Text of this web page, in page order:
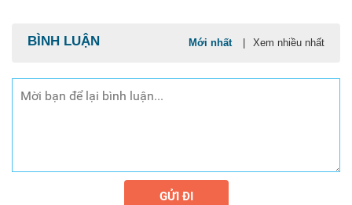
BÌNH LUẬN Mới nhất Xem nhiều nhất
GỬI ĐI